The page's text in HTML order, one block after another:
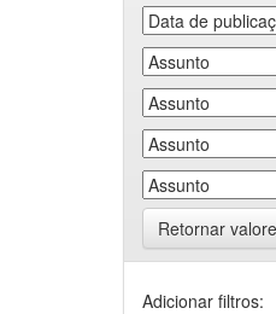
Retornar
Adicionar filtros: